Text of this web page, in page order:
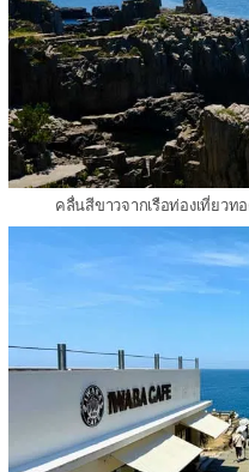
คลื่นสีขาวจากเรือท่องเที่ยวท